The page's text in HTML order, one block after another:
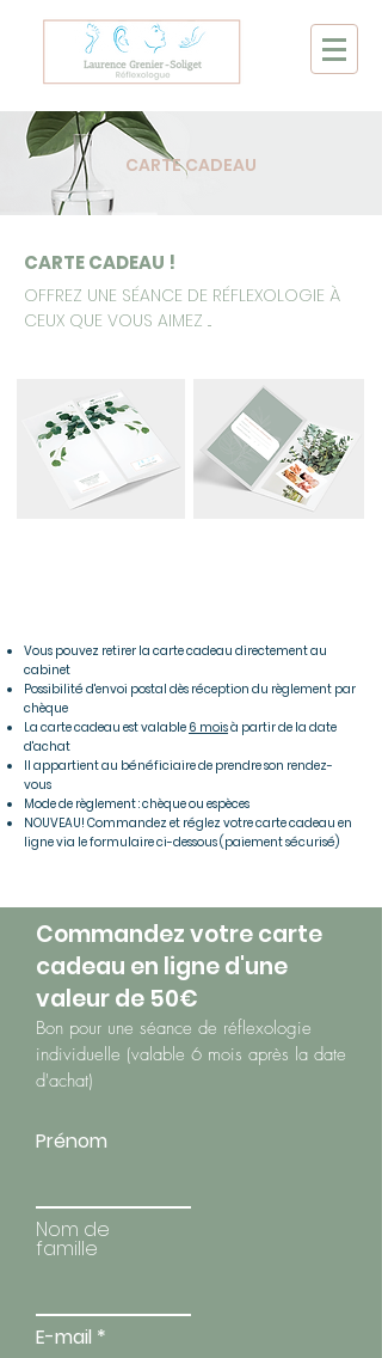
CARTE CADEAU
CARTE CADEAU !
OFFREZ UNE SÉANCE DE RÉFLEXOLOGIE À
CEUX QUE VOUS AIMEZ ...
Vous pouvez retirer la carte cadeau directement au
cabinet
Possibilité d'envoi postal dès réception du règlement par
chèque
La carte cadeau est valable 6 moisà partir de la date
d'achat
Il appartient au bénéficiaire de prendre son rendez-
vous
Mode de règlement : chèque ou espèces
NOUVEAU! Commandez et réglez votre carte cadeau en
ligne via le formulaire ci-dessous (paiement sécurisé)
Commandez votre carte
cadeau en ligne d'une
valeur de 50€
Bon pour une séance de réflexologie
individuelle (valable 6 mois après la date
d'achat)
Prénom
Nom de
famille
E-mail